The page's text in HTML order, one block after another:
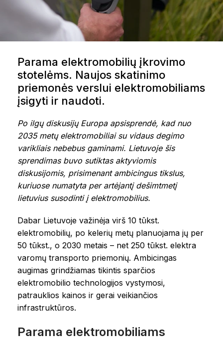
Parama elektromobilių įkrovimo
stotelėms. Naujos skatinimo
priemonės verslui elektromobiliams
įsigyti ir naudoti.
Po ilgų diskusijų Europa apsisprendė, kad nuo
2035 metų elektromobiliai su vidaus degimo
varikliais nebebus gaminami. Lietuvoje šis
sprendimas buvo sutiktas aktyviomis
diskusijomis, prisimenant ambicingus tikslus,
kuriuose numatyta per artėjantį dešimtmetį
lietuvius susodinti į elektromobilius.
Dabar Lietuvoje važinėja virš 10 tūkst.
elektromobilių, po kelerių metų planuojama jų per
50 tūkst., o 2030 metais – net 250 tūkst. elektra
varomų transporto priemonių. Ambicingas
augimas grindžiamas tikintis sparčios
elektromobilio technologijos vystymosi,
patrauklios kainos ir gerai veikiančios
infrastruktūros.
Parama elektromobiliams